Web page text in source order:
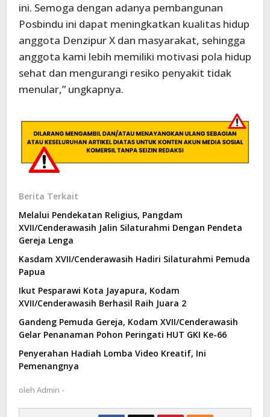
ini. Semoga dengan adanya pembangunan
Posbindu ini dapat meningkatkan kualitas hidup
anggota Denzipur X dan masyarakat, sehingga
anggota kami lebih memiliki motivasi pola hidup
sehat dan mengurangi resiko penyakit tidak
menular,” ungkapnya.
Berita Terkait
Melalui Pendekatan Religius, Pangdam
XVII/Cenderawasih Jalin Silaturahmi Dengan Pendeta
Gereja Lenga
Kasdam XVII/Cenderawasih Hadiri Silaturahmi Pemuda
Papua
Ikut Pesparawi Kota Jayapura, Kodam
XVII/Cenderawasih Berhasil Raih Juara 2
Gandeng Pemuda Gereja, Kodam XVII/Cenderawasih
Gelar Penanaman Pohon Peringati HUT GKI Ke-66
Penyerahan Hadiah Lomba Video Kreatif, Ini
Pemenangnya
oleh Admin -